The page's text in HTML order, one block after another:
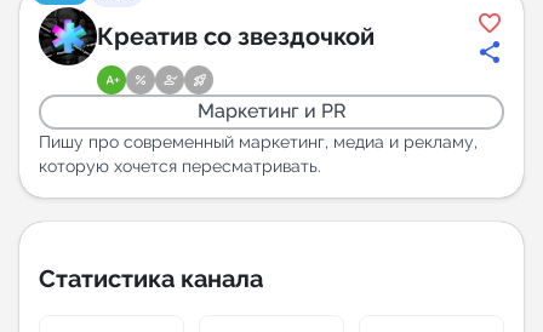
Каталог каналов
Каталог ботов
Горящие предложения
Индекс читаемости каналов в Telegram
Аналитика MAX каналов
Креатив со звездочкой
Маркетинг и PR
Пишу про современный маркетинг, медиа и рекламу,
которую хочется пересматривать.
Статистика канала